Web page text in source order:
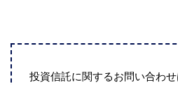
投資信託に関するお問い合わせ